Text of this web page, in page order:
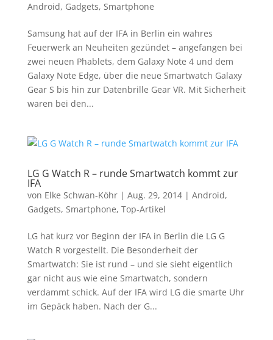
Android, Gadgets, Smartphone
Samsung hat auf der IFA in Berlin ein wahres
Feuerwerk an Neuheiten gezündet – angefangen bei
zwei neuen Phablets, dem Galaxy Note 4 und dem
Galaxy Note Edge, über die neue Smartwatch Galaxy
Gear S bis hin zur Datenbrille Gear VR. Mit Sicherheit
waren bei den...
LG G Watch R – runde Smartwatch kommt zur
IFA
von Elke Schwan-Köhr| Aug. 29, 2014| Android,
Gadgets, Smartphone, Top-Artikel
LG hat kurz vor Beginn der IFA in Berlin die LG G
Watch R vorgestellt. Die Besonderheit der
Smartwatch: Sie ist rund – und sie sieht eigentlich
gar nicht aus wie eine Smartwatch, sondern
verdammt schick. Auf der IFA wird LG die smarte Uhr
im Gepäck haben. Nach der G...